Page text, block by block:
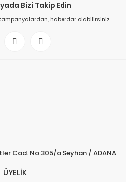
Bizi Takip Edin
haberdar olabilirsiniz.
Cad. No:305/a Seyhan / ADANA
ÜYELİK